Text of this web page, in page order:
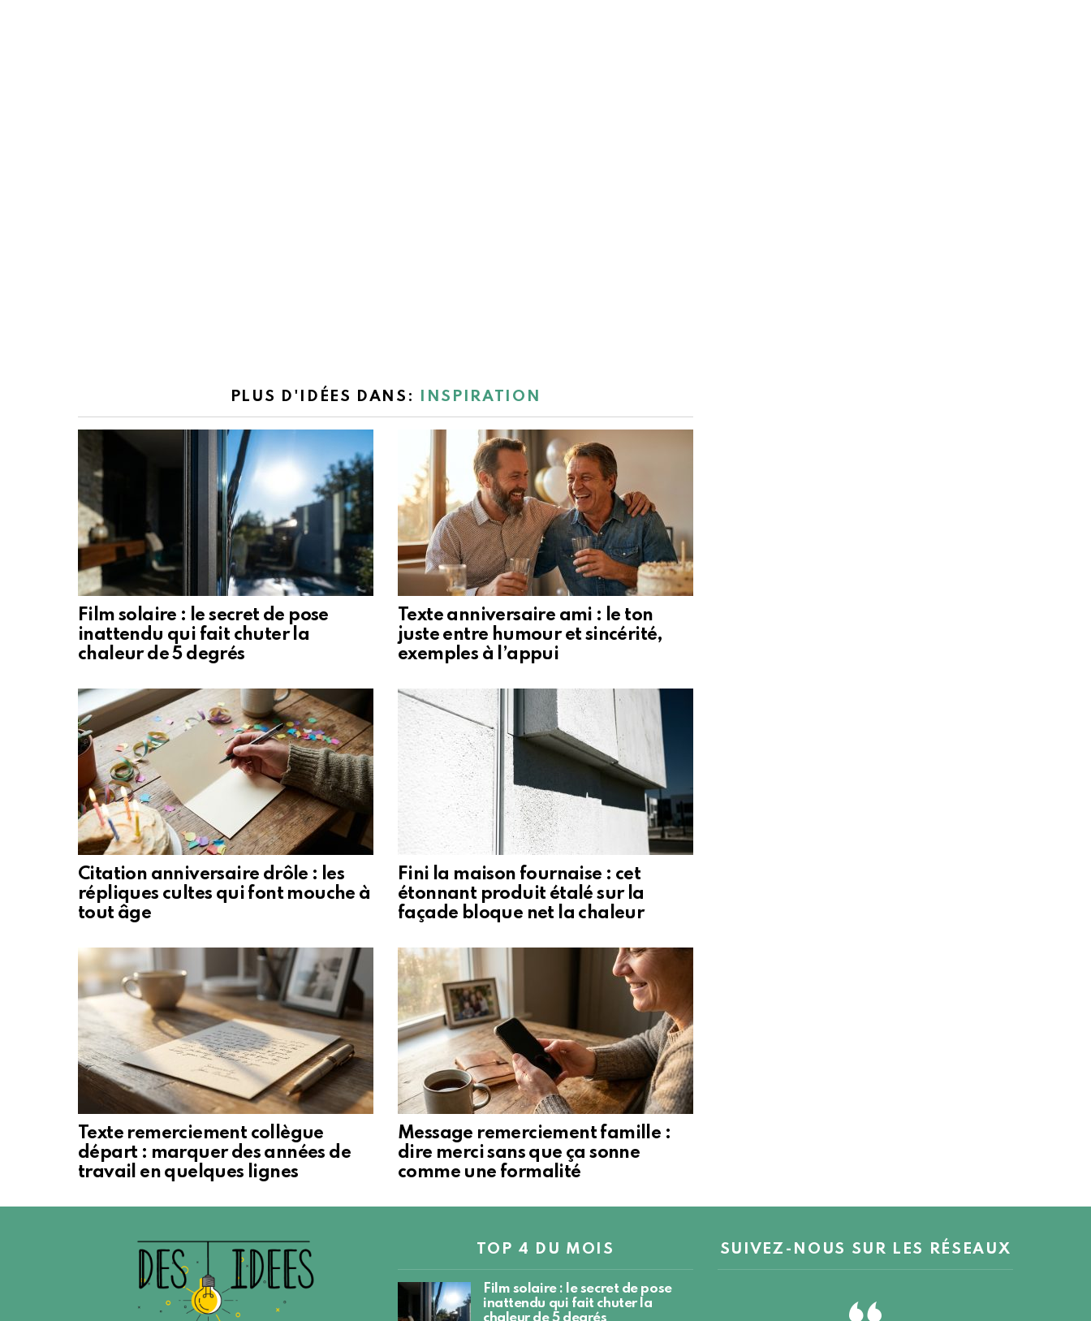
PLUS D'IDÉES DANS: INSPIRATION
Film solaire : le secret de pose
inattendu qui fait chuter la
chaleur de 5 degrés
Texte anniversaire ami : le ton
juste entre humour et sincérité,
exemples à l’appui
Citation anniversaire drôle : les
répliques cultes qui font mouche à
tout âge
Fini la maison fournaise : cet
étonnant produit étalé sur la
façade bloque net la chaleur
Texte remerciement collègue
départ : marquer des années de
travail en quelques lignes
Message remerciement famille :
dire merci sans que ça sonne
comme une formalité
TOP 4 DU MOIS
Film solaire : le secret de pose
inattendu qui fait chuter la
chaleur de 5 degrés
SUIVEZ-NOUS SUR LES RÉSEAUX